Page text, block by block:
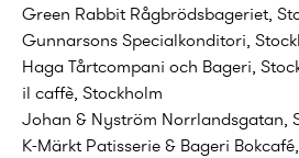
Green Rabbit Rågbrödsbageriet,
Gunnarsons Specialkonditori,
Haga Tårtcompani och Bageri,
il caffè, Stockholm
Johan & Nyström Norrlandsgatan,
K-Märkt Patisserie & Bageri